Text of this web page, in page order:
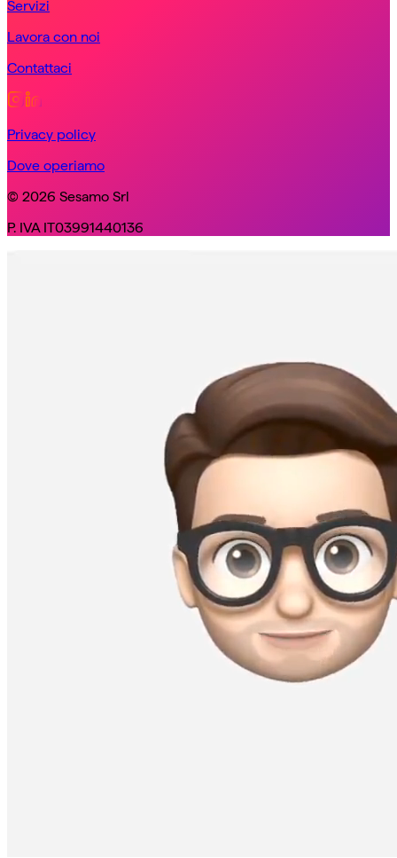
Servizi
Lavora con noi
Contattaci
Privacy policy
Dove operiamo
© 2026 Sesamo Srl
P. IVA IT03991440136